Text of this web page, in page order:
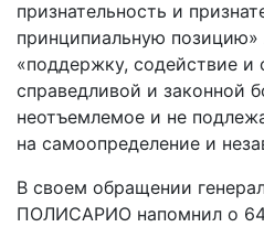
признательность и
принципиальную
«поддержку, содействие и
справедливой и законной
неотъемлемое и не
на самоопределение и
В своем обращении
ПОЛИСАРИО напомнил о